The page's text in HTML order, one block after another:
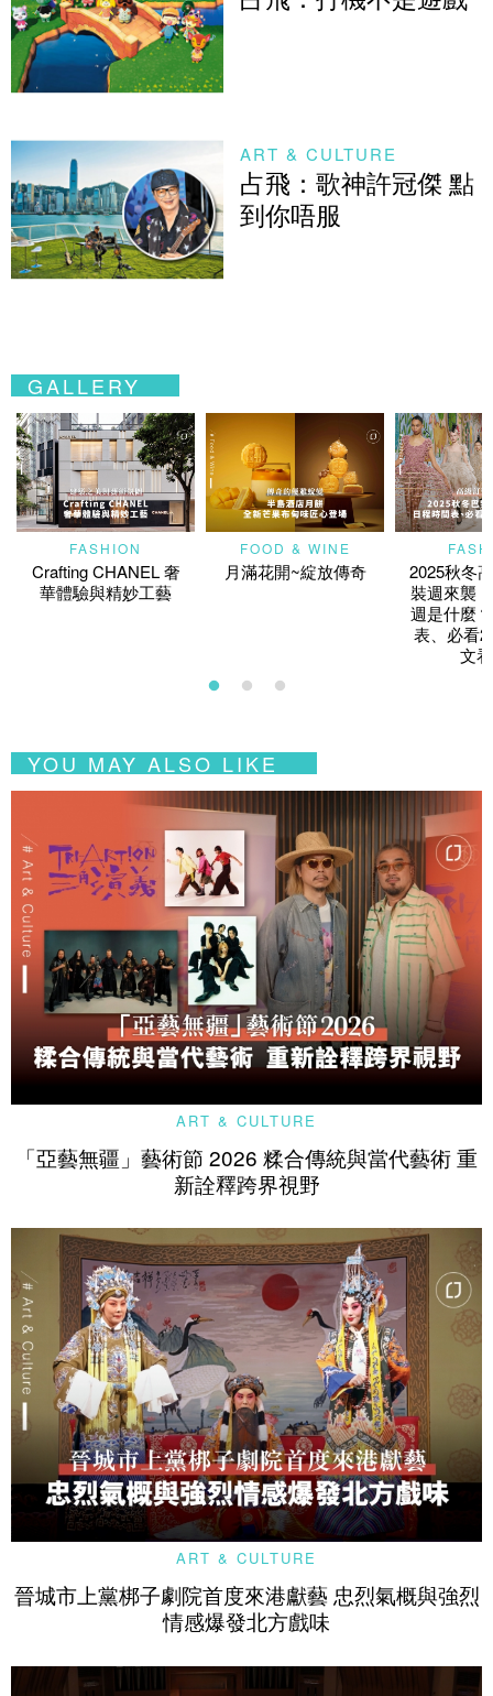
ART & CULTURE
占飛：歌神許冠傑 點
到你唔服
GALLERY
FASHION
Crafting CHANEL 奢
華體驗與精妙工藝
FOOD & WINE
月滿花開~綻放傳奇
2025秋冬
裝週來襲
週是什麼
表、必看
文
YOU MAY ALSO LIKE
ART & CULTURE
「亞藝無疆」藝術節 2026 糅合傳統與當代藝術 重
新詮釋跨界視野
ART & CULTURE
晉城市上黨梆子劇院首度來港獻藝 忠烈氣概與強烈
情感爆發北方戲味